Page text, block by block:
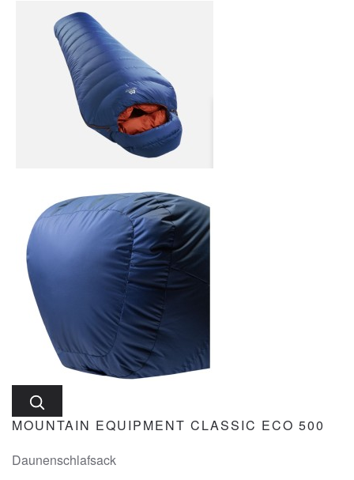
MOUNTAIN EQUIPMENT CLASSIC ECO 500
Daunenschlafsack